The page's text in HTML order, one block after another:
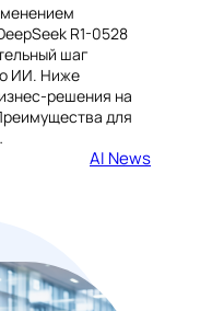
R1-0528
шаг
ИИ. Ниже
решения на
для
AI News